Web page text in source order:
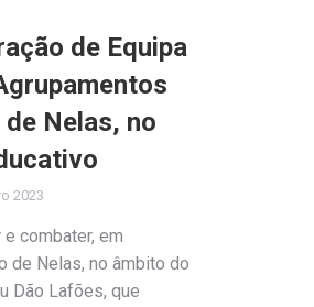
de Equipa
Nelas, no
2023
combater, em
de Nelas, no âmbito do
Dão Lafões, que